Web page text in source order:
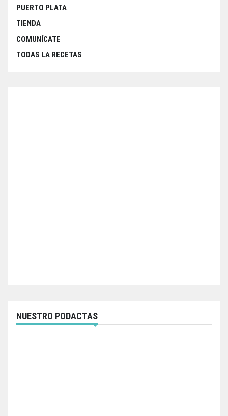
PUERTO PLATA
TIENDA
COMUNÍCATE
TODAS LA RECETAS
NUESTRO PODACTAS